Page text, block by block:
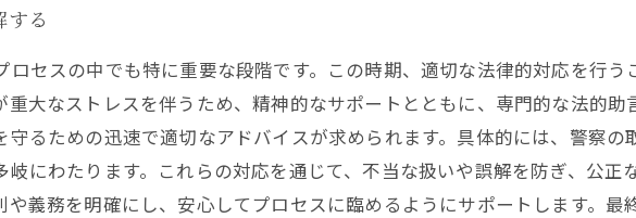
る
セスの中でも特に重要な段階です。この時期、適切な法律的対応を行う
大なストレスを伴うため、精神的なサポートとともに、専門的な法的助
るための迅速で適切なアドバイスが求められます。具体的には、警察の
にわたります。これらの対応を通じて、不当な扱いや誤解を防ぎ、公正
義務を明確にし、安心してプロセスに臨めるようにサポートします。最